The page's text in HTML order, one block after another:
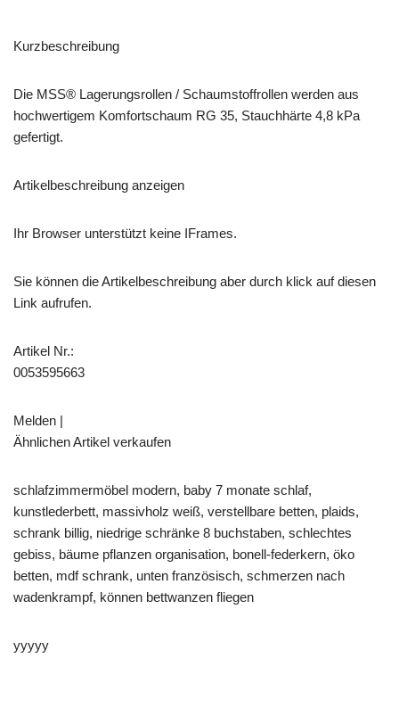
Kurzbeschreibung
Die MSS® Lagerungsrollen / Schaumstoffrollen werden aus
hochwertigem Komfortschaum RG 35, Stauchhärte 4,8 kPa
gefertigt.
Artikelbeschreibung anzeigen
Ihr Browser unterstützt keine IFrames.
Sie können die Artikelbeschreibung aber durch klick auf diesen
Link aufrufen.
Artikel Nr.:
0053595663
Melden |
Ähnlichen Artikel verkaufen
schlafzimmermöbel modern, baby 7 monate schlaf,
kunstlederbett, massivholz weiß, verstellbare betten, plaids,
schrank billig, niedrige schränke 8 buchstaben, schlechtes
gebiss, bäume pflanzen organisation, bonell-federkern, öko
betten, mdf schrank, unten französisch, schmerzen nach
wadenkrampf, können bettwanzen fliegen
yyyyy